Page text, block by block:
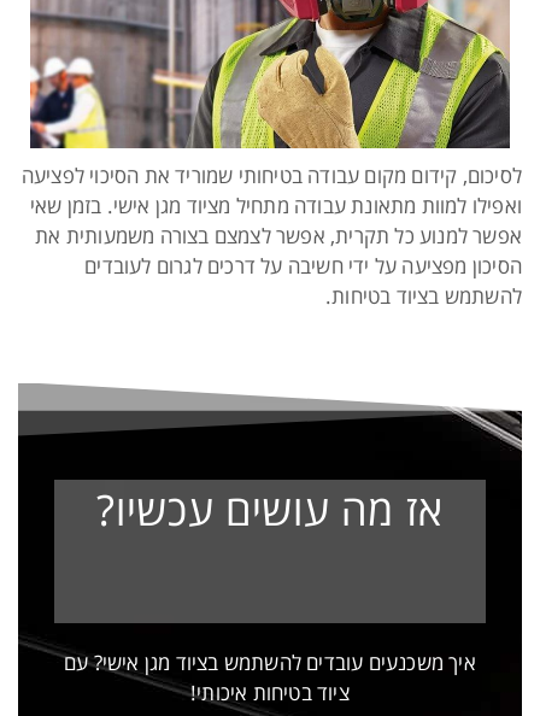
לסיכום, קידום מקום עבודה בטיחותי שמוריד את הסיכוי לפציעה
ואפילו למוות מתאונת עבודה מתחיל מציוד מגן אישי. בזמן שאי
אפשר למנוע כל תקרית, אפשר לצמצם בצורה משמעותית את
הסיכון מפציעה על ידי חשיבה על דרכים לגרום לעובדים
להשתמש בציוד בטיחות.
אז מה עושים עכשיו?
איך משכנעים עובדים להשתמש בציוד מגן אישי? עם
ציוד בטיחות איכותי!